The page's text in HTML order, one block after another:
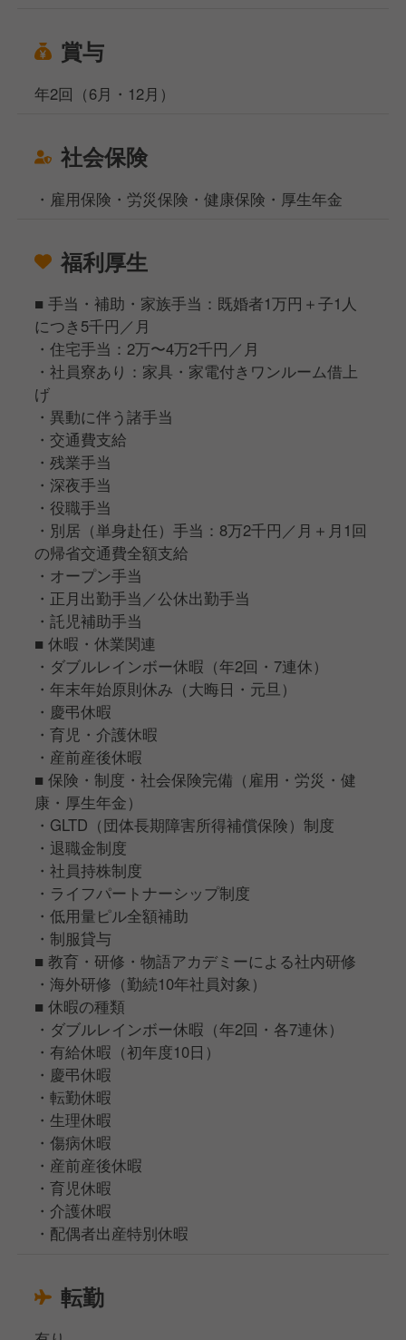
賞与
年2回（6月・12月）
社会保険
・雇用保険・労災保険・健康保険・厚生年金
福利厚生
■ 手当・補助・家族手当：既婚者1万円＋子1人
につき5千円／月
・住宅手当：2万〜4万2千円／月
・社員寮あり：家具・家電付きワンルーム借上
げ
・異動に伴う諸手当
・交通費支給
・残業手当
・深夜手当
・役職手当
・別居（単身赴任）手当：8万2千円／月＋月1回
の帰省交通費全額支給
・オープン手当
・正月出勤手当／公休出勤手当
・託児補助手当
■ 休暇・休業関連
・ダブルレインボー休暇（年2回・7連休）
・年末年始原則休み（大晦日・元旦）
・慶弔休暇
・育児・介護休暇
・産前産後休暇
■ 保険・制度・社会保険完備（雇用・労災・健
康・厚生年金）
・GLTD（団体長期障害所得補償保険）制度
・退職金制度
・社員持株制度
・ライフパートナーシップ制度
・低用量ピル全額補助
・制服貸与
■ 教育・研修・物語アカデミーによる社内研修
・海外研修（勤続10年社員対象）
■ 休暇の種類
・ダブルレインボー休暇（年2回・各7連休）
・有給休暇（初年度10日）
・慶弔休暇
・転勤休暇
・生理休暇
・傷病休暇
・産前産後休暇
・育児休暇
・介護休暇
・配偶者出産特別休暇
転勤